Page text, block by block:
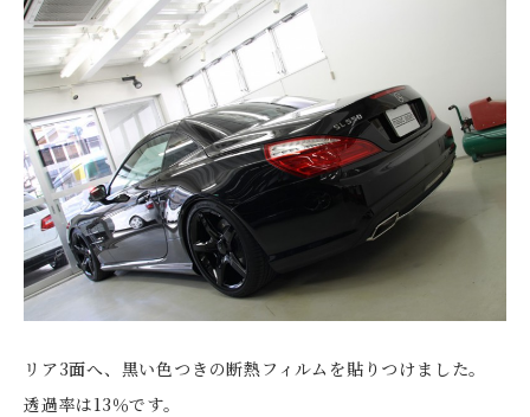
リア3面へ、黒い色つきの断熱フィルムを貼りつけました。
透過率は13％です。